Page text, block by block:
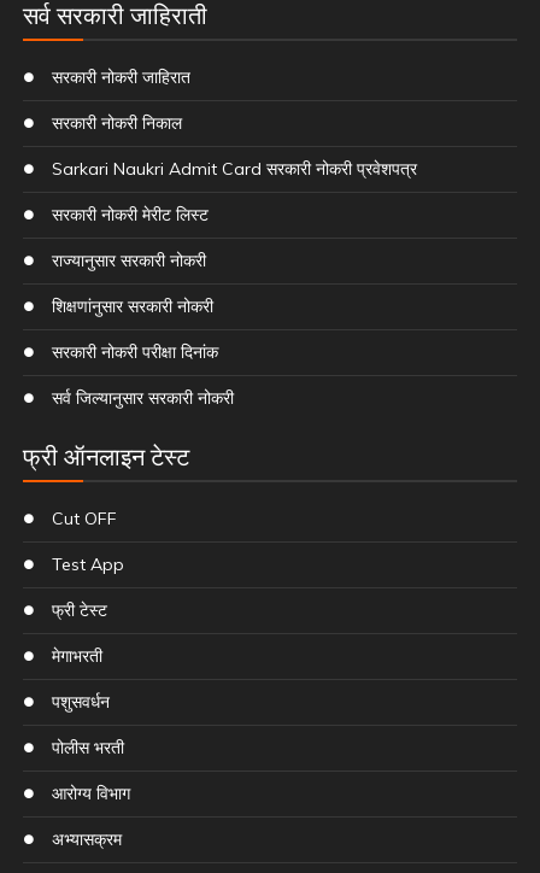
सर्व सरकारी जाहिराती
सरकारी नोकरी जाहिरात
सरकारी नोकरी निकाल
Sarkari Naukri Admit Card सरकारी नोकरी प्रवेशपत्र
सरकारी नोकरी मेरीट लिस्ट
राज्यानुसार सरकारी नोकरी
शिक्षणांनुसार सरकारी नोकरी
सरकारी नोकरी परीक्षा दिनांक
सर्व जिल्यानुसार सरकारी नोकरी
फ्री ऑनलाइन टेस्ट
Cut OFF
Test App
फ्री टेस्ट
मेगाभरती
पशुसवर्धन
पोलीस भरती
आरोग्य विभाग
अभ्यासक्रम